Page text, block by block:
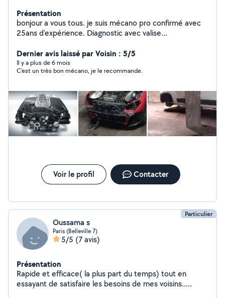
Présentation
bonjour a vous tous. je suis mécano pro confirmé avec
25ans d'expérience. Diagnostic avec valise
voiture.TIKTOK ( lemecanoducoin )
Dernier avis laissé par Voisin : 5/5
Il y a plus de 6 mois
C'est un très bon mécano, je le recommande.
Voir le profil Contacter
Particulier
Oussama s
Paris (Belleville 7)
5/5 (7 avis)
Présentation
Rapide et efficace( la plus part du temps) tout en
essayant de satisfaire les besoins de mes voisins..